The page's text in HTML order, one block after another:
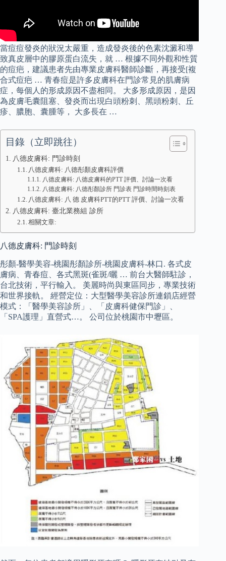
當痘痘發炎的狀況太嚴重，造成發炎後的色素沈澱和導
致真皮層中的膠原蛋白流失，就 … 根據不同外觀和性質
的痘疤，建議患者先由專業皮膚科醫師診斷，再接受[複
合式痘疤 … 青春痘是許多皮膚科在門診常見的肌膚病
症，每個人的形成原因不盡相同。 大多形成原因，是因
為皮膚毛囊阻塞、發炎而出現白頭粉刺、黑頭粉刺、丘
疹、膿胞、囊腫等， 大多長在 …
目錄（立即跳往）
八德皮膚科: 門診時刻
八德皮膚科: 八德彤顏皮膚科評價
八德皮膚科: 八德皮膚科的PTT 評價、討論一次看
八德皮膚科: 八德彤顏診所 門診表 門診時間時刻表
八德皮膚科: 八 德 皮膚科PTT的PTT 評價、討論一次看
八德皮膚科: 臺北業務組 診所
相關文章:
八德皮膚科: 門診時刻
彤顏-醫學美容-桃園彤顏診所-桃園皮膚科-林口. 各式皮
膚病、青春痘、各式黑斑(雀斑/曬 … 前台大醫師駐診，
台北技術，平行輸入。 美麗時尚與東區同步，專業技術
和世界接軌。 經營定位：大型醫學美容診所連鎖店經營
模式：「醫學美容診所」、「皮膚科健保門診」、
「SPA護理」直營式…。 公司位於桃園市中壢區。